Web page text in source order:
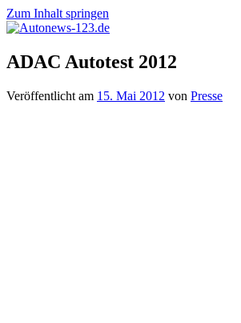
Zum Inhalt springen
Autonews-
123.de
Autonews
mit
ADAC Autotest 2012
Veröffentlicht am 15. Mai 2012 von Presse